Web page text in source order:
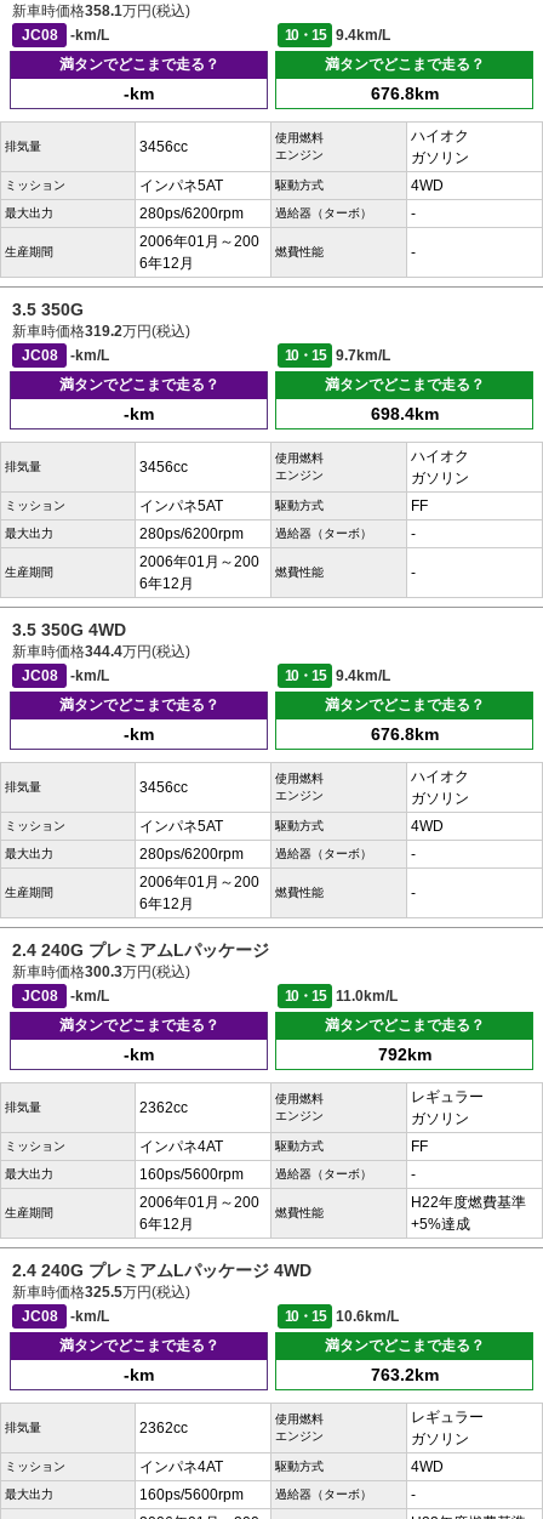
新車時価格358.1万円(税込)
JC08
-km/L 10・15
9.4km/L
満タンでどこまで走る？
-km
満タンでどこまで走る？
676.8km
排気量 3456cc
使用燃料
エンジン
ハイオク
ガソリン
ミッション インパネ5AT 駆動方式 4WD
最大出力 280ps/6200rpm 過給器（ターボ） -
生産期間
2006年01月～200
6年12月
燃費性能 -
3.5 350G
新車時価格319.2万円(税込)
JC08
-km/L 10・15
9.7km/L
満タンでどこまで走る？
-km
満タンでどこまで走る？
698.4km
排気量 3456cc
使用燃料
エンジン
ハイオク
ガソリン
ミッション インパネ5AT 駆動方式 FF
最大出力 280ps/6200rpm 過給器（ターボ） -
生産期間
2006年01月～200
6年12月
燃費性能 -
3.5 350G 4WD
新車時価格344.4万円(税込)
JC08
-km/L 10・15
9.4km/L
満タンでどこまで走る？
-km
満タンでどこまで走る？
676.8km
排気量 3456cc
使用燃料
エンジン
ハイオク
ガソリン
ミッション インパネ5AT 駆動方式 4WD
最大出力 280ps/6200rpm 過給器（ターボ） -
生産期間
2006年01月～200
6年12月
燃費性能 -
2.4 240G プレミアムLパッケージ
新車時価格300.3万円(税込)
JC08
-km/L 10・15
11.0km/L
満タンでどこまで走る？
-km
満タンでどこまで走る？
792km
排気量 2362cc
使用燃料
エンジン
レギュラー
ガソリン
ミッション インパネ4AT 駆動方式 FF
最大出力 160ps/5600rpm 過給器（ターボ） -
生産期間
2006年01月～200
6年12月
燃費性能
H22年度燃費基準
+5%達成
2.4 240G プレミアムLパッケージ 4WD
新車時価格325.5万円(税込)
JC08
-km/L 10・15
10.6km/L
満タンでどこまで走る？
-km
満タンでどこまで走る？
763.2km
排気量 2362cc
使用燃料
エンジン
レギュラー
ガソリン
ミッション インパネ4AT 駆動方式 4WD
最大出力 160ps/5600rpm 過給器（ターボ）
-